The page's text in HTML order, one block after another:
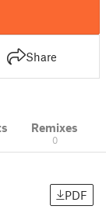
Share
Remixes
0
PDF